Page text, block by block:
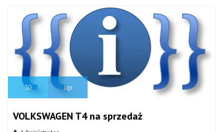
30 lip
VOLKSWAGEN T4 na sprzedaż